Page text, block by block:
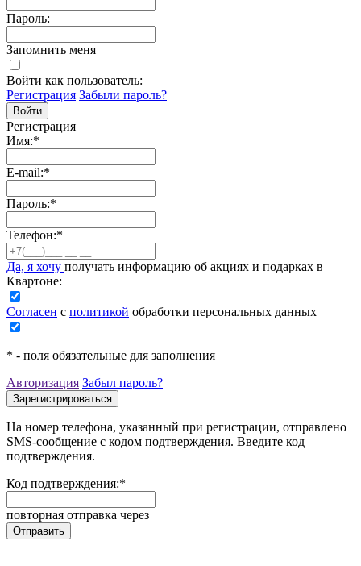
Пароль:
Запомнить меня
Войти как пользователь:
Регистрация Забыли пароль?
Регистрация
Имя:*
E-mail:*
Пароль:*
Телефон:*
Да, я хочу получать информацию об акциях и подарках в
Квартоне:
Согласен с политикой обработки персональных данных
* - поля обязательные для заполнения
Авторизация Забыл пароль?
На номер телефона, указанный при регистрации, отправлено
SMS-сообщение с кодом подтверждения. Введите код
подтверждения.
Код подтверждения:*
повторная отправка через